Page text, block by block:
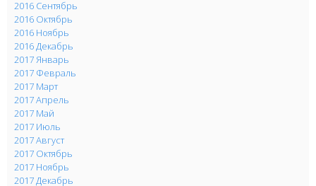
2016 Сентябрь
2016 Октябрь
2016 Ноябрь
2016 Декабрь
2017 Январь
2017 Февраль
2017 Март
2017 Апрель
2017 Май
2017 Июль
2017 Август
2017 Октябрь
2017 Ноябрь
2017 Декабрь